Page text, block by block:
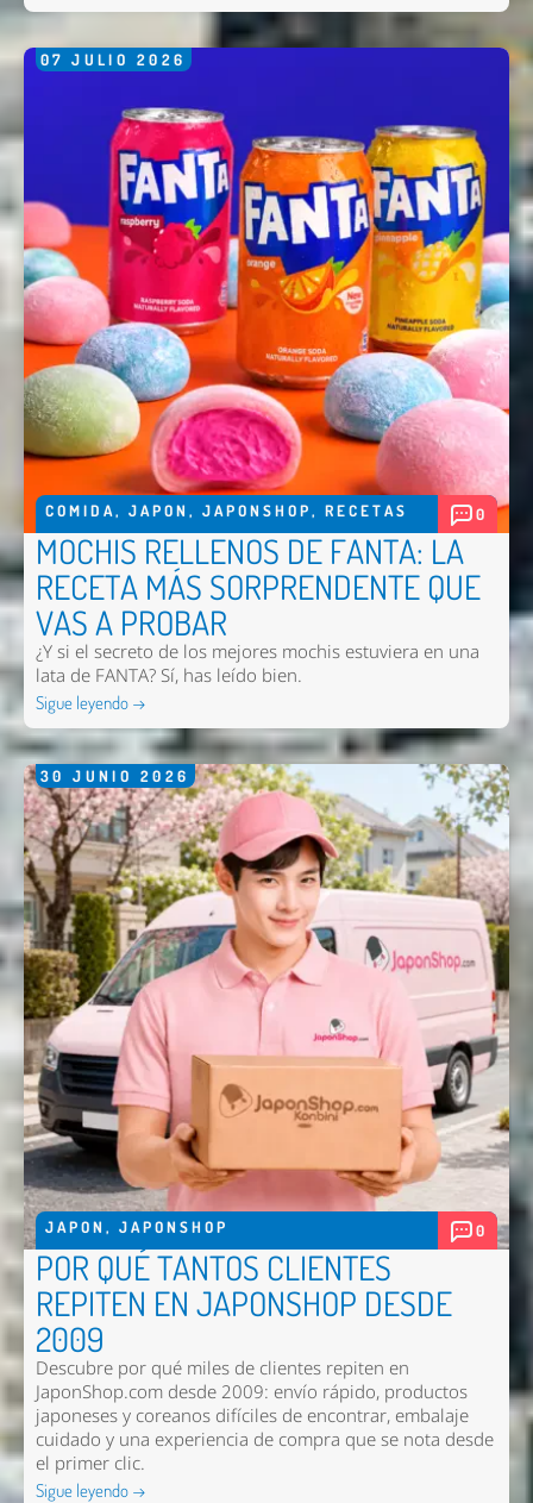
07 JULIO 2026
COMIDA, JAPON , JAPONSHOP, RECETAS 0
MOCHIS RELLENOS DE FANTA: LA
RECETA MÁS SORPRENDENTE QUE
VAS A PROBAR
¿Y si el secreto de los mejores mochis estuviera en una
lata de FANTA? Sí, has leído bien.
Sigue leyendo →
30 JUNIO 2026
JAPON , JAPONSHOP 0
POR QUÉ TANTOS CLIENTES
REPITEN EN JAPONSHOP DESDE
2009
Descubre por qué miles de clientes repiten en
JaponShop.com desde 2009: envío rápido, productos
japoneses y coreanos difíciles de encontrar, embalaje
cuidado y una experiencia de compra que se nota desde
el primer clic.
Sigue leyendo →
Nombre *
Email *
Comentario *
Enviar